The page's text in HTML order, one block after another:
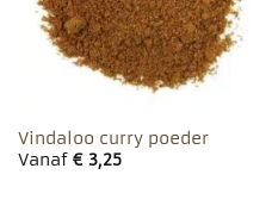
Vindaloo curry poeder
Vanaf €3,25